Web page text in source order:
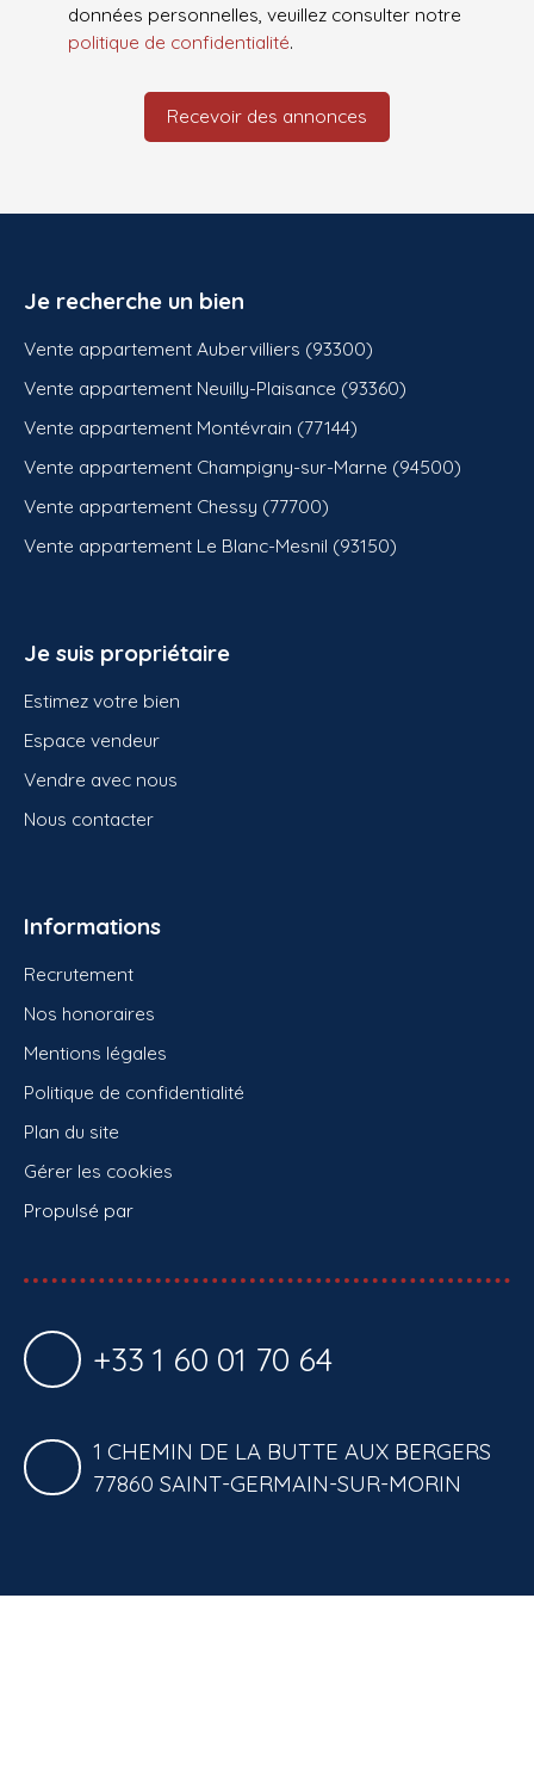
données personnelles, veuillez consulter notre
politique de confidentialité.
Recevoir des annonces
Je recherche un bien
Vente appartement Aubervilliers (93300)
Vente appartement Neuilly-Plaisance (93360)
Vente appartement Montévrain (77144)
Vente appartement Champigny-sur-Marne (94500)
Vente appartement Chessy (77700)
Vente appartement Le Blanc-Mesnil (93150)
Je suis propriétaire
Estimez votre bien
Espace vendeur
Vendre avec nous
Nous contacter
Informations
Recrutement
Nos honoraires
Mentions légales
Politique de confidentialité
Plan du site
Gérer les cookies
Propulsé par
+33 1 60 01 70 64
1 CHEMIN DE LA BUTTE AUX BERGERS
77860 SAINT-GERMAIN-SUR-MORIN